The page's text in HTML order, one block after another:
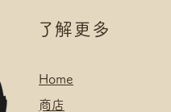
​了解更多
Home
​商店